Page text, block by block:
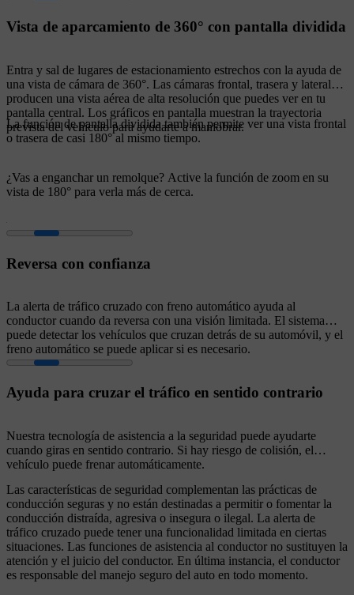
Vista de aparcamiento de 360° con pantalla dividida
Entra y sal de lugares de estacionamiento estrechos con la ayuda de
una vista de cámara de 360°. Las cámaras frontal, trasera y lateral
producen una vista aérea de alta resolución que puedes ver en tu
pantalla central. Los gráficos en pantalla muestran la trayectoria
prevista del vehículo para ayudarte a maniobrar.
La función de pantalla dividida también permite ver una vista frontal
o trasera de casi 180° al mismo tiempo.
¿Vas a enganchar un remolque? Active la función de zoom en su
vista de 180° para verla más de cerca.
Reversa con confianza
La alerta de tráfico cruzado con freno automático ayuda al
conductor cuando da reversa con una visión limitada. El sistema
puede detectar los vehículos que cruzan detrás de su automóvil, y el
freno automático se puede aplicar si es necesario.
Ayuda para cruzar el tráfico en sentido contrario
Nuestra tecnología de asistencia a la seguridad puede ayudarte
cuando giras en sentido contrario. Si hay riesgo de colisión, el
vehículo puede frenar automáticamente.
Las características de seguridad complementan las prácticas de
conducción seguras y no están destinadas a permitir o fomentar la
conducción distraída, agresiva o insegura o ilegal. La alerta de
tráfico cruzado puede tener una funcionalidad limitada en ciertas
situaciones. Las funciones de asistencia al conductor no sustituyen la
atención y el juicio del conductor. En última instancia, el conductor
es responsable del manejo seguro del auto en todo momento.